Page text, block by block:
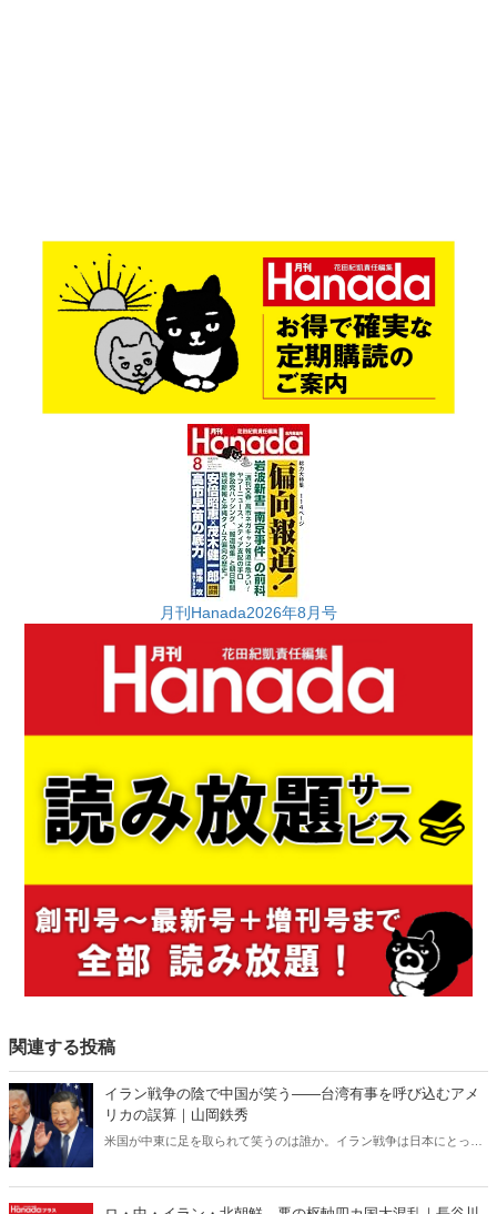
月刊Hanada2026年8月号
関連する投稿
イラン戦争の陰で中国が笑う――台湾有事を呼び込むアメ
リカの誤算｜山岡鉄秀
米国が中東に足を取られて笑うのは誰か。イラン戦争は日本にとって